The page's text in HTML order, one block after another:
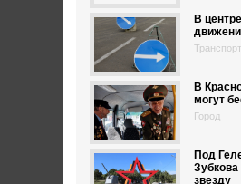
В
Транспорт
В
могут
Город
Под
звезду